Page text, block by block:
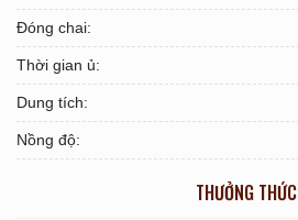
Đóng chai:
Thời gian ủ:
Dung tích:
Nồng độ:
THƯỞNG THỨC